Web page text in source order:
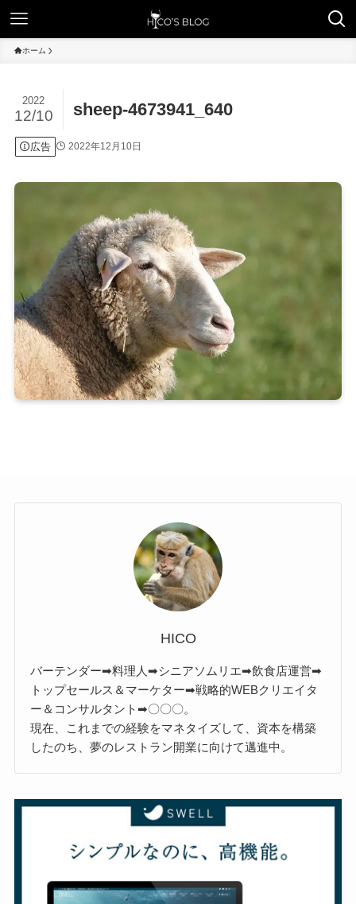
ホーム
sheep-4673941_640
2022
12/10
広告 2022年12月10日
HICO
バーテンダー➡料理人➡シニアソムリエ➡飲食店運営➡
トップセールス＆マーケター➡戦略的WEBクリエイタ
ー＆コンサルタント➡〇〇〇。
現在、これまでの経験をマネタイズして、資本を構築
したのち、夢のレストラン開業に向けて邁進中。